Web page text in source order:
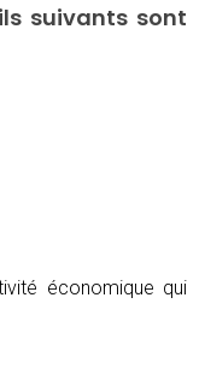
suivants sont
économique qui